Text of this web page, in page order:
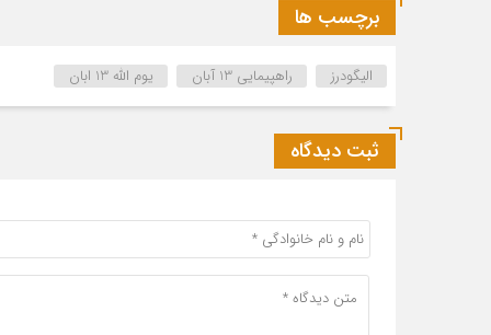
برچسب ها
الیگودرز راهپیمایی 13 آبان یوم الله 13 ابان
ثبت دیدگاه